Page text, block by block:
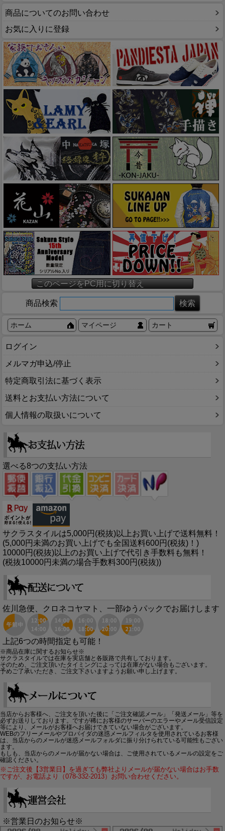
商品についてのお問い合わせ
お気に入りに登録
このページをPC用に切り替え
商品検索
ホーム マイページ カート
ログイン
メルマガ申込/停止
特定商取引法に基づく表示
送料とお支払い方法について
個人情報の取扱いについて
選べる8つの支払い方法
サクラスタイルは5,000円(税抜)以上お買い上げで送料無料！
(5,000円未満のお買い上げでも全国送料600円(税抜)！)
10000円(税抜)以上のお買い上げで代引き手数料も無料！
(税抜10000円未満の場合手数料300円(税抜))
佐川急便、クロネコヤマト、一部ゆうパックでお届けします
上記6つの時間指定も可能！
※商品在庫に関するお知らせ※
サクラスタイルでは在庫を実店舗と各販路で共有しております。
そのため、ご注文頂いたタイミングによっては在庫がない場合もございます。
予めご了承いただき、ご注文下さいますようお願い申し上げます。
当店からお客様へ、ご注文を頂いた後に「ご注文確認メール」「発送メール」等を
必ずお送りしております。ですが稀にお客様のサーバーのエラーやメール受信設定
等により、メールがお客様へお届けできていない場合がございます。
WEBのフリーメールやプロバイダの迷惑メールフィルタを使用されているお客様
は、当店からのメールが迷惑メールフォルダに振り分けられている可能性もござい
ます。
もしも、当店からのメールが届かない場合は、ご使用されているメールの設定をご
確認ください。
※ご注文後【3営業日】を過ぎても弊社よりメールが届かない場合はお手数
ですが、お電話より（078-332-2013）お問い合わせください。
※営業日のお知らせ※